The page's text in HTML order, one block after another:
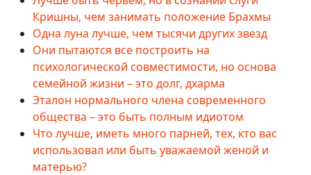
Кришны, чем занимать положение Брахмы
Одна луна лучше, чем тысячи других звезд
Они пытаются все построить на
психологической совместимости, но основа
семейной жизни – это долг, дхарма
Эталон нормального члена современного
общества – это быть полным идиотом
Что лучше, иметь много парней, тех, кто вас
использовал или быть уважаемой женой и
матерью?